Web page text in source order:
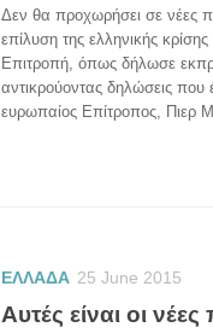
Δεν θα προχωρήσει σε νέες
επίλυση της ελληνικής
Επιτροπή, όπως δήλωσε
αντικρούοντας δηλώσεις που
ευρωπαίος Επίτροπος, Πιερ
ΕΛΛΑΔΑ 25 June 2015
Αυτές είναι οι